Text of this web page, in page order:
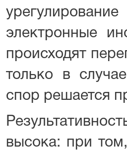
электронные
происходят
только в
спор решается
высока: при